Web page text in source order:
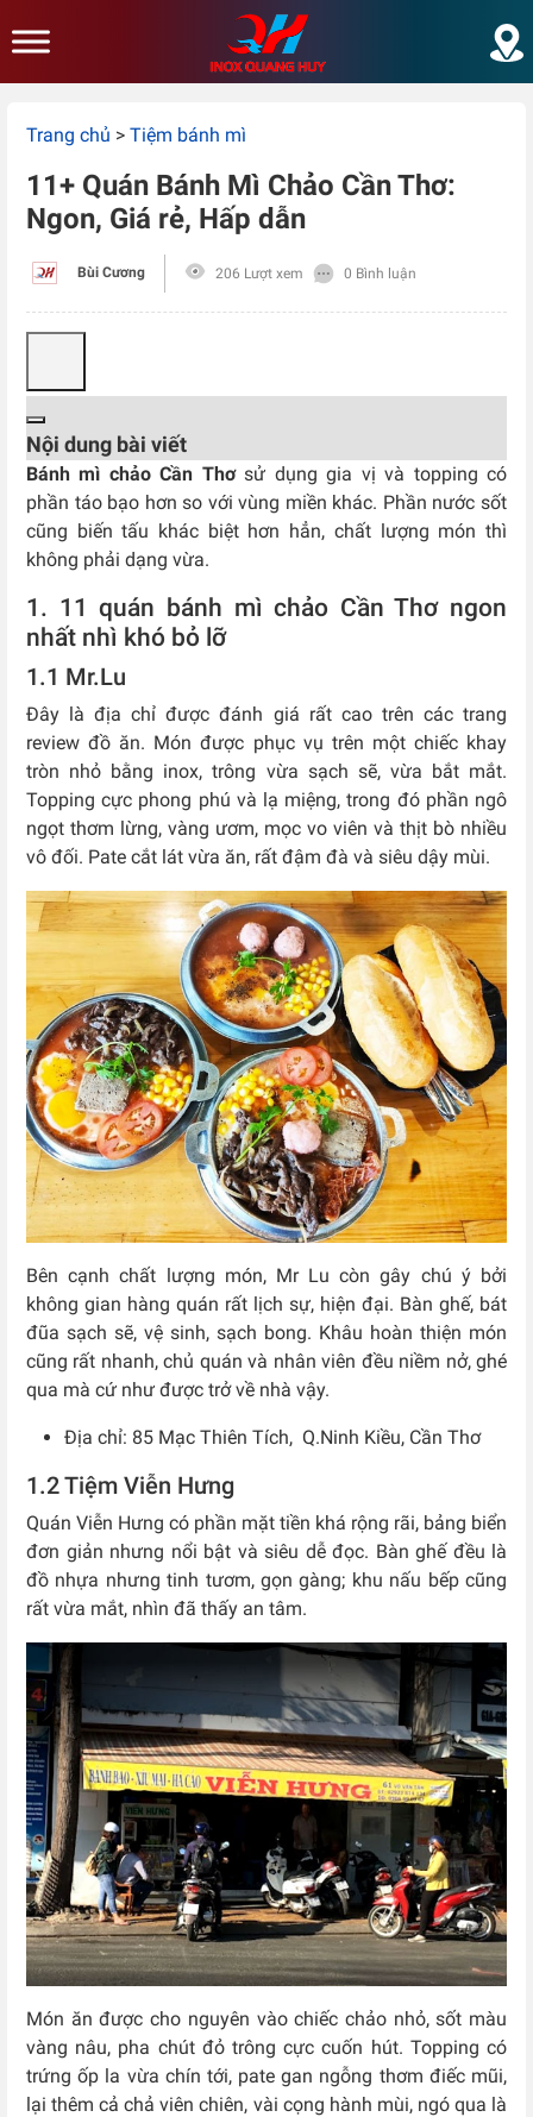
Trang chủ > Tiệm bánh mì
11+ Quán Bánh Mì Chảo Cần Thơ:
Ngon, Giá rẻ, Hấp dẫn
Bùi Cương 206 Lượt xem 0 Bình luận
Nội dung bài viết
Bánh mì chảo Cần Thơsử dụng gia vị và topping có
phần táo bạo hơn so với vùng miền khác. Phần nước sốt
cũng biến tấu khác biệt hơn hẳn, chất lượng món thì
không phải dạng vừa.
1. 11 quán bánh mì chảo Cần Thơ ngon
nhất nhì khó bỏ lỡ
1.1 Mr.Lu
Đây là địa chỉ được đánh giá rất cao trên các trang
review đồ ăn. Món được phục vụ trên một chiếc khay
tròn nhỏ bằng inox, trông vừa sạch sẽ, vừa bắt mắt.
Topping cực phong phú và lạ miệng, trong đó phần ngô
ngọt thơm lừng, vàng ươm, mọc vo viên và thịt bò nhiều
vô đối. Pate cắt lát vừa ăn, rất đậm đà và siêu dậy mùi.
Bên cạnh chất lượng món, Mr Lu còn gây chú ý bởi
không gian hàng quán rất lịch sự, hiện đại. Bàn ghế, bát
đũa sạch sẽ, vệ sinh, sạch bong. Khâu hoàn thiện món
cũng rất nhanh, chủ quán và nhân viên đều niềm nở, ghé
qua mà cứ như được trở về nhà vậy.
Địa chỉ: 85 Mạc Thiên Tích, Q.Ninh Kiều, Cần Thơ
1.2 Tiệm Viễn Hưng
Quán Viễn Hưng có phần mặt tiền khá rộng rãi, bảng biển
đơn giản nhưng nổi bật và siêu dễ đọc. Bàn ghế đều là
đồ nhựa nhưng tinh tươm, gọn gàng; khu nấu bếp cũng
rất vừa mắt, nhìn đã thấy an tâm.
Món ăn được cho nguyên vào chiếc chảo nhỏ, sốt màu
vàng nâu, pha chút đỏ trông cực cuốn hút. Topping có
trứng ốp la vừa chín tới, pate gan ngỗng thơm điếc mũi,
lại thêm cả chả viên chiên, vài cọng hành mùi, ngó qua là